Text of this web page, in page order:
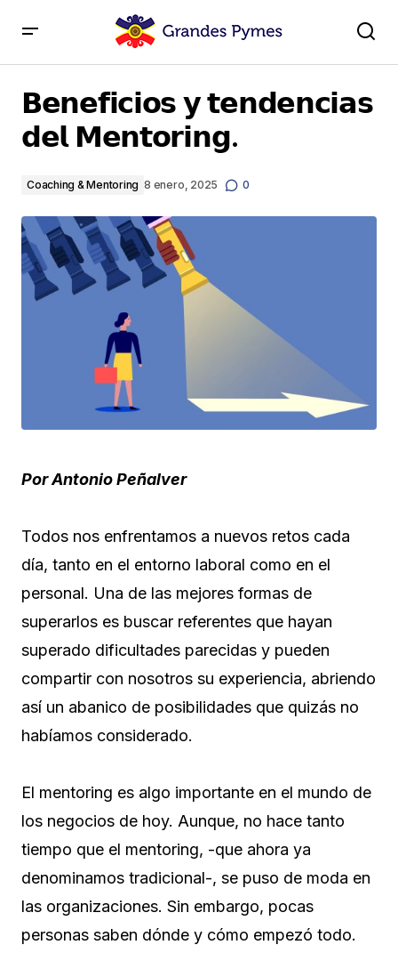
𝗕𝗲𝗻𝗲𝗳𝗶𝗰𝗶𝗼𝘀 𝘆 𝘁𝗲𝗻𝗱𝗲𝗻𝗰𝗶𝗮𝘀
𝗱𝗲𝗹 𝗠𝗲𝗻𝘁𝗼𝗿𝗶𝗻𝗴.
Coaching & Mentoring 8 enero, 2025 0
Por Antonio Peñalver
Todos nos enfrentamos a nuevos retos cada
día, tanto en el entorno laboral como en el
personal. Una de las mejores formas de
superarlos es buscar referentes que hayan
superado dificultades parecidas y pueden
compartir con nosotros su experiencia, abriendo
así un abanico de posibilidades que quizás no
habíamos considerado.
El mentoring es algo importante en el mundo de
los negocios de hoy. Aunque, no hace tanto
tiempo que el mentoring, -que ahora ya
denominamos tradicional-, se puso de moda en
las organizaciones. Sin embargo, pocas
personas saben dónde y cómo empezó todo.